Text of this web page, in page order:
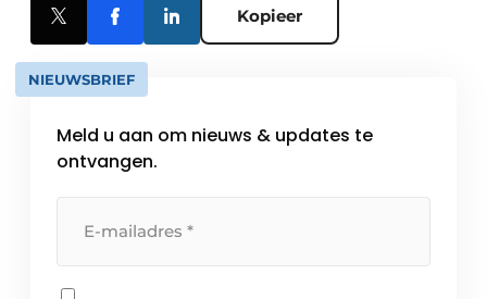
Kopieer
NIEUWSBRIEF
Meld u aan om nieuws & updates te
ontvangen.